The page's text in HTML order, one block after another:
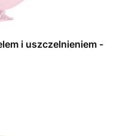
i uszczelnieniem -